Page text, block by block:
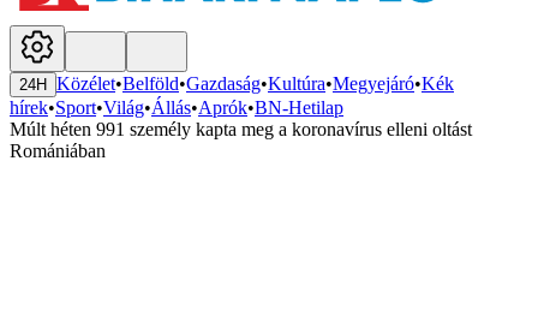
24H Közélet•Belföld•Gazdaság•Kultúra•Megyejáró•Kék
hírek•Sport•Világ•Állás•Aprók•BN-Hetilap
Múlt héten 991 személy kapta meg a koronavírus elleni oltást
Romániában